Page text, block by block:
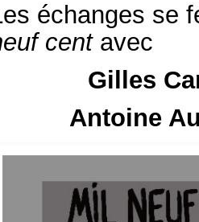
échanges se
centavec
Gilles
Antoine